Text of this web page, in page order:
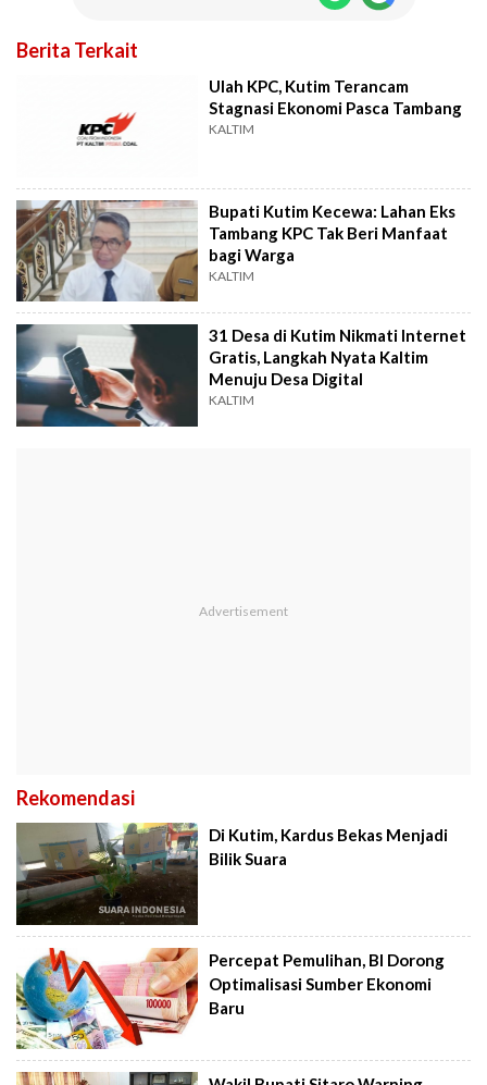
Berita Terkait
Ulah KPC, Kutim Terancam
Stagnasi Ekonomi Pasca Tambang
KALTIM
Bupati Kutim Kecewa: Lahan Eks
Tambang KPC Tak Beri Manfaat
bagi Warga
KALTIM
31 Desa di Kutim Nikmati Internet
Gratis, Langkah Nyata Kaltim
Menuju Desa Digital
KALTIM
Rekomendasi
Di Kutim, Kardus Bekas Menjadi
Bilik Suara
Percepat Pemulihan, BI Dorong
Optimalisasi Sumber Ekonomi
Baru